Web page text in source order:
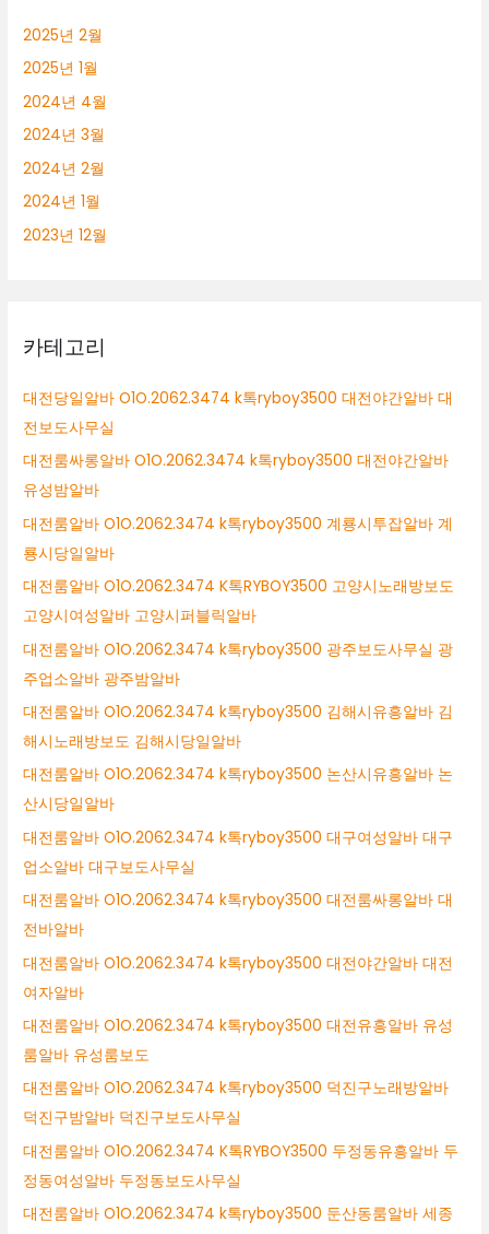
2025년 2월
2025년 1월
2024년 4월
2024년 3월
2024년 2월
2024년 1월
2023년 12월
카테고리
대전당일알바 O1O.2062.3474 k톡ryboy3500 대전야간알바 대
전보도사무실
대전룸싸롱알바 O1O.2062.3474 k톡ryboy3500 대전야간알바
유성밤알바
대전룸알바 O1O.2062.3474 k톡ryboy3500 계룡시투잡알바 계
룡시당일알바
대전룸알바 O1O.2062.3474 K톡RYBOY3500 고양시노래방보도
고양시여성알바 고양시퍼블릭알바
대전룸알바 O1O.2062.3474 k톡ryboy3500 광주보도사무실 광
주업소알바 광주밤알바
대전룸알바 O1O.2062.3474 k톡ryboy3500 김해시유흥알바 김
해시노래방보도 김해시당일알바
대전룸알바 O1O.2062.3474 k톡ryboy3500 논산시유흥알바 논
산시당일알바
대전룸알바 O1O.2062.3474 k톡ryboy3500 대구여성알바 대구
업소알바 대구보도사무실
대전룸알바 O1O.2062.3474 k톡ryboy3500 대전룸싸롱알바 대
전바알바
대전룸알바 O1O.2062.3474 k톡ryboy3500 대전야간알바 대전
여자알바
대전룸알바 O1O.2062.3474 k톡ryboy3500 대전유흥알바 유성
룸알바 유성룸보도
대전룸알바 O1O.2062.3474 k톡ryboy3500 덕진구노래방알바
덕진구밤알바 덕진구보도사무실
대전룸알바 O1O.2062.3474 K톡RYBOY3500 두정동유흥알바 두
정동여성알바 두정동보도사무실
대전룸알바 O1O.2062.3474 k톡ryboy3500 둔산동룸알바 세종